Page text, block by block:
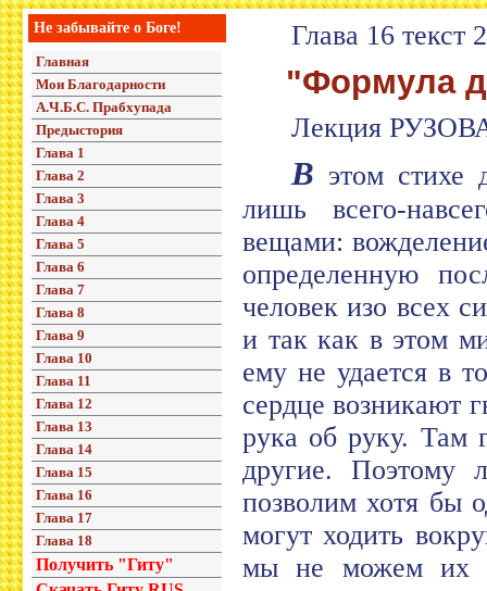
Не забывайте о Боге!
Главная
Мои Благодарности
А.Ч.Б.С. Прабхупада
Предыстория
Глава 1
Глава 2
Глава 3
Глава 4
Глава 5
Глава 6
Глава 7
Глава 8
Глава 9
Глава 10
Глава 11
Глава 12
Глава 13
Глава 14
Глава 15
Глава 16
Глава 17
Глава 18
Получить "Гиту"
Глава 16 текст
"Формула
Лекция
В этом стихе
лишь всего-
вещами:
определенную
человек изо всех
и так как в этом
ему не удается в
сердце возникают
рука об руку. Там
другие. Поэтому
позволим хотя бы
могут ходить
мы не можем их